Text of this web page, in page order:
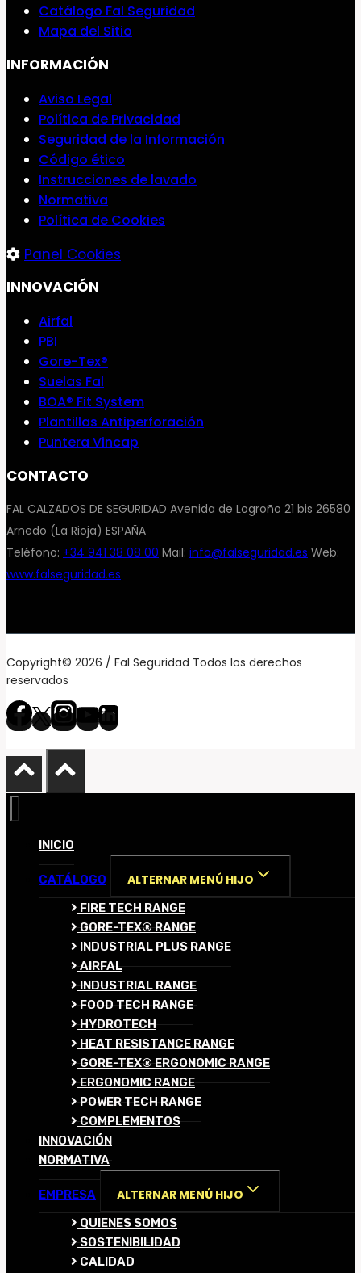
Catálogo Fal Seguridad
Mapa del Sitio
INFORMACIÓN
Aviso Legal
Política de Privacidad
Seguridad de la Información
Código ético
Instrucciones de lavado
Normativa
Política de Cookies
Panel Cookies
INNOVACIÓN
Airfal
PBI
Gore-Tex®
Suelas Fal
BOA® Fit System
Plantillas Antiperforación
Puntera Vincap
CONTACTO
FAL CALZADOS DE SEGURIDAD Avenida de Logroño 21 bis 26580
Arnedo (La Rioja) ESPAÑA
Teléfono: +34 941 38 08 00 Mail: info@falseguridad.es Web:
www.falseguridad.es
Copyright© 2026 / Fal Seguridad Todos los derechos
reservados
INICIO
CATÁLOGO ALTERNAR MENÚ HIJO
FIRE TECH RANGE
GORE-TEX® RANGE
INDUSTRIAL PLUS RANGE
AIRFAL
INDUSTRIAL RANGE
FOOD TECH RANGE
HYDROTECH
HEAT RESISTANCE RANGE
GORE-TEX® ERGONOMIC RANGE
ERGONOMIC RANGE
POWER TECH RANGE
COMPLEMENTOS
INNOVACIÓN
NORMATIVA
EMPRESA ALTERNAR MENÚ HIJO
QUIENES SOMOS
SOSTENIBILIDAD
CALIDAD